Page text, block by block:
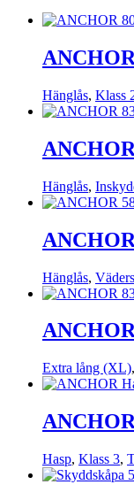
Hänglås, Klass
Hänglås,
Hänglås,
Extra lång (XL),
Hasp, Klass 3,